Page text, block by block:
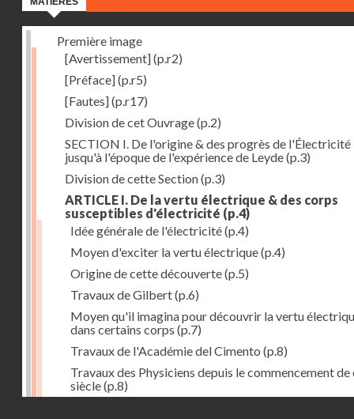
Première image
[Avertissement](p.r2)
[Préface](p.r5)
[Fautes](p.r17)
Division de cet Ouvrage(p.2)
SECTION I. De l'origine & des progrès de l'Électricité
jusqu'à l'époque de l'expérience de Leyde(p.3)
Division de cette Section(p.3)
ARTICLE I. De la vertu électrique & des corps
susceptibles d'électricité (p.4)
Idée générale de l'électricité(p.4)
Moyen d'exciter la vertu électrique(p.4)
Origine de cette découverte(p.5)
Travaux de Gilbert(p.6)
Moyen qu'il imagina pour découvrir la vertu
dans certains corps (p.7)
Travaux de l'Académie del Cimento (p.8)
Travaux des Physiciens depuis le commencement de
siècle(p.8)